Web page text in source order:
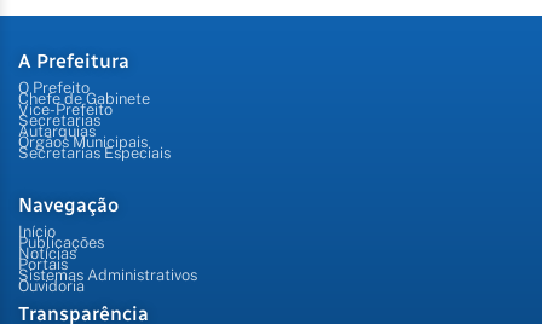
A Prefeitura
O Prefeito
Chefe de Gabinete
Vice-Prefeito
Secretarias
Autarquias
Órgãos Municipais
Secretarias Especiais
Navegação
Início
Publicações
Notícias
Portais
Sistemas Administrativos
Ouvidoria
Transparência